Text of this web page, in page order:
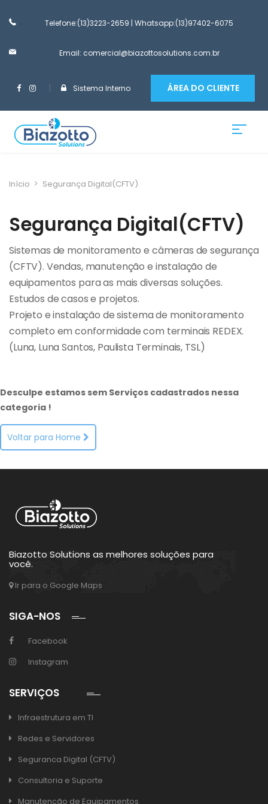
Telefone:(13)3223-2659 | Whatsapp:(13)97402-6075
Email: comercial@biazottosolutions.com.br
Sistema Interno ÁREA DO CLIENTE
Início Segurança Digital(CFTV)
Segurança Digital(CFTV)
Sistemas de monitoramento e câmeras de segurança
(CFTV). Vendas, manutenção e instalação de
equipamentos para as mais diversas soluções.
Estudos de casos e projetos.
Projeto e instalação de sistema de monitoramento
completo em conformidade com terminais REDEX.
(Luna, Luna Santos, Paulista Terminais, TSL)
Desculpe estamos sem Serviços cadastrados nessa
categoria !
Voltar para Home
Biazotto Solutions as melhores soluções para
você.
Ir para o Google Maps
SIGA-NOS
Facebook
Instagram
SERVIÇOS
Infraestrutura em TI
Redes e Servidores
Seguranca Digital (CFTV)
Consultoria e Suporte
Manutencão de Equipamentos